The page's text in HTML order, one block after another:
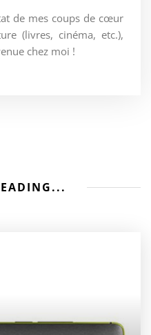
de mes coups de cœur
(livres, cinéma, etc.),
chez moi !